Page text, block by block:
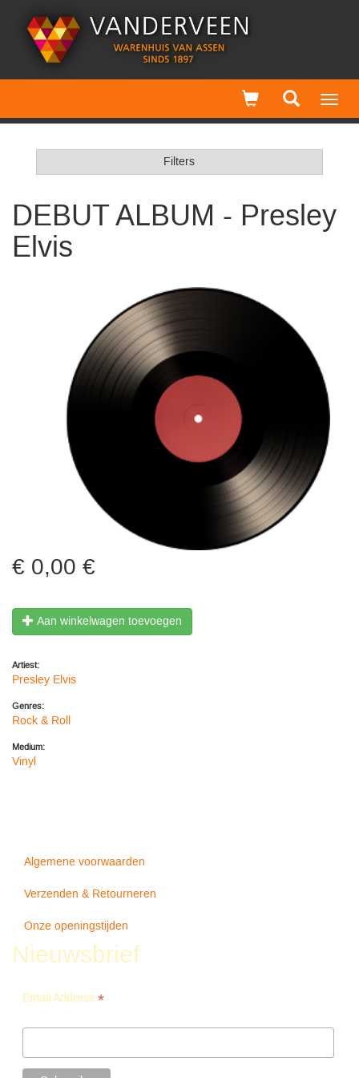
Filters
DEBUT ALBUM - Presley
Elvis
0,00 €
Aan winkelwagen toevoegen
Artiest:
Presley Elvis
Genres:
Rock & Roll
Medium:
Vinyl
Algemene voorwaarden
Verzenden & Retourneren
Onze openingstijden
Nieuwsbrief
Email Address *